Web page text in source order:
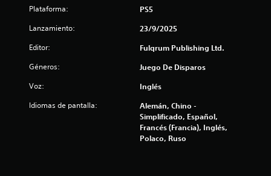
u
o
Plataforma: PS5
Lanzamiento: 23/9/2025
Editor: Fulqrum Publishing Ltd.
Géneros: Juego De Disparos
Voz: Inglés
Idiomas de pantalla:
Alemán, Chino -
Simplificado, Español,
Francés (Francia), Inglés,
Polaco, Ruso